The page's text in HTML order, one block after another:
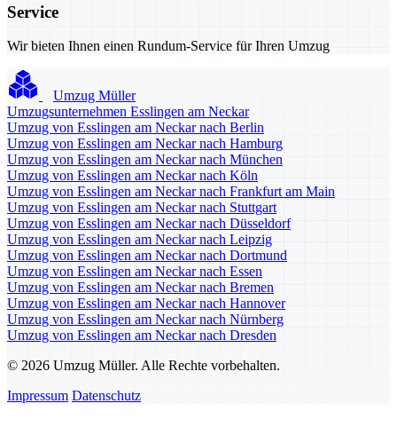
Service
Wir bieten Ihnen einen Rundum-Service für Ihren Umzug
Umzug Müller
Umzugsunternehmen Esslingen am Neckar
Umzug von Esslingen am Neckar nach Berlin
Umzug von Esslingen am Neckar nach Hamburg
Umzug von Esslingen am Neckar nach München
Umzug von Esslingen am Neckar nach Köln
Umzug von Esslingen am Neckar nach Frankfurt am Main
Umzug von Esslingen am Neckar nach Stuttgart
Umzug von Esslingen am Neckar nach Düsseldorf
Umzug von Esslingen am Neckar nach Leipzig
Umzug von Esslingen am Neckar nach Dortmund
Umzug von Esslingen am Neckar nach Essen
Umzug von Esslingen am Neckar nach Bremen
Umzug von Esslingen am Neckar nach Hannover
Umzug von Esslingen am Neckar nach Nürnberg
Umzug von Esslingen am Neckar nach Dresden
© 2026 Umzug Müller. Alle Rechte vorbehalten.
Impressum Datenschutz